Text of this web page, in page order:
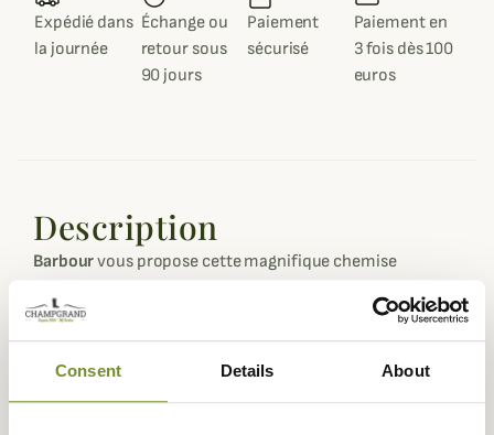
Consent Details About
Expédié dans
la journée
Échange ou
retour sous
90 jours
Paiement
sécurisé
Paiement en
3 fois dès 100
euros
Description
Barbourvous propose cette magnifique chemise
que vous pourrez porter au quotidien.
qualité dans une coupe ajustée qui flattera votre
morphologie et dans un motif à carreaux blanc et rouge